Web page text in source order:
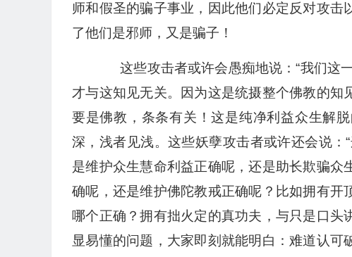
师和假圣的骗子事业，因此他们必定反对攻
了他们是邪师，又是骗子！
这些攻击者或许会愚痴地说：“我们这
才与这知见无关。因为这是统摄整个佛教的知
要是佛教，条条有关！这是纯净利益众生解
深，浅者见浅。这些妖孽攻击者或许还会说：
是维护众生慧命利益正确呢，还是助长欺骗
确呢，还是维护佛陀教戒正确呢？比如拥有开
哪个正确？拥有拙火定的真功夫，与只是口
显易懂的问题，大家即刻就能明白：难道认